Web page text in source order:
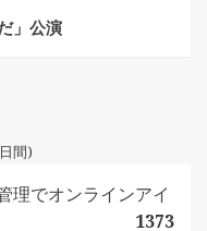
」公演
間)
理でオンラインアイ
1373